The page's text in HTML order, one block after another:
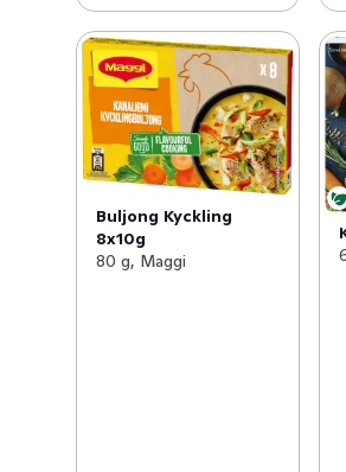
mat är det som driver oss, och
att laga god, enkel och hälsosam
Besök gärna vår hemsida,
våra buljonger och andra
inspiration för hur vi tillsammans
framtid! Smaklig måltid.
Buljong Kyckling
8x10g
80 g, Maggi